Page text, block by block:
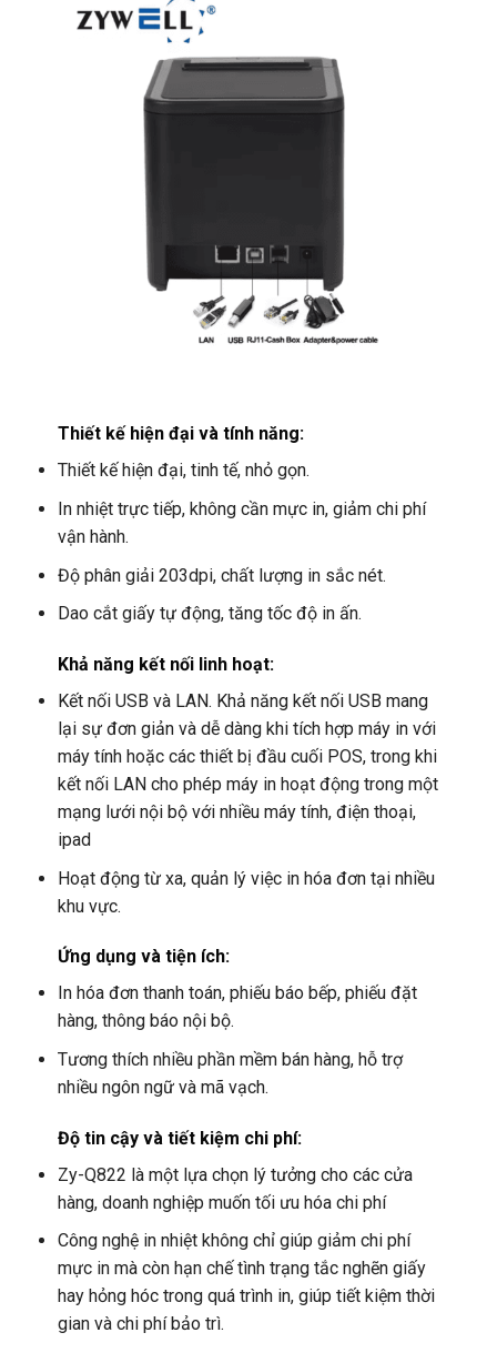
Thiết kế hiện đại và tính năng:
Thiết kế hiện đại, tinh tế, nhỏ gọn.
In nhiệt trực tiếp, không cần mực in, giảm chi phí
vận hành.
Độ phân giải 203dpi, chất lượng in sắc nét.
Dao cắt giấy tự động, tăng tốc độ in ấn.
Khả năng kết nối linh hoạt:
Kết nối USB và LAN. Khả năng kết nối USB mang
lại sự đơn giản và dễ dàng khi tích hợp máy in với
máy tính hoặc các thiết bị đầu cuối POS, trong khi
kết nối LAN cho phép máy in hoạt động trong một
mạng lưới nội bộ với nhiều máy tính, điện thoại,
ipad
Hoạt động từ xa, quản lý việc in hóa đơn tại nhiều
khu vực.
Ứng dụng và tiện ích:
In hóa đơn thanh toán, phiếu báo bếp, phiếu đặt
hàng, thông báo nội bộ.
Tương thích nhiều phần mềm bán hàng, hỗ trợ
nhiều ngôn ngữ và mã vạch.
Độ tin cậy và tiết kiệm chi phí:
Zy-Q822 là một lựa chọn lý tưởng cho các cửa
hàng, doanh nghiệp muốn tối ưu hóa chi phí
Công nghệ in nhiệt không chỉ giúp giảm chi phí
mực in mà còn hạn chế tình trạng tắc nghẽn giấy
hay hỏng hóc trong quá trình in, giúp tiết kiệm thời
gian và chi phí bảo trì.